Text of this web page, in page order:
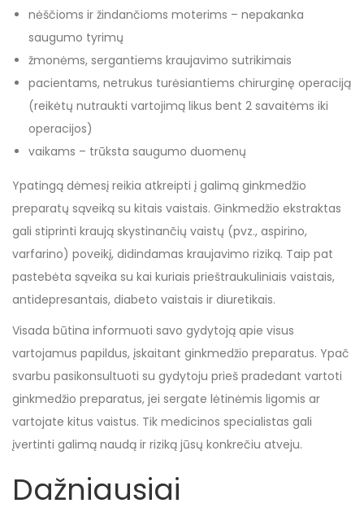
nėščioms ir žindančioms moterims – nepakanka
saugumo tyrimų
žmonėms, sergantiems kraujavimo sutrikimais
pacientams, netrukus turėsiantiems chirurginę operaciją
(reikėtų nutraukti vartojimą likus bent 2 savaitėms iki
operacijos)
vaikams – trūksta saugumo duomenų
Ypatingą dėmesį reikia atkreipti į galimą ginkmedžio
preparatų sąveiką su kitais vaistais. Ginkmedžio ekstraktas
gali stiprinti kraują skystinančių vaistų (pvz., aspirino,
varfarino) poveikį, didindamas kraujavimo riziką. Taip pat
pastebėta sąveika su kai kuriais prieštraukuliniais vaistais,
antidepresantais, diabeto vaistais ir diuretikais.
Visada būtina informuoti savo gydytoją apie visus
vartojamus papildus, įskaitant ginkmedžio preparatus. Ypač
svarbu pasikonsultuoti su gydytoju prieš pradedant vartoti
ginkmedžio preparatus, jei sergate lėtinėmis ligomis ar
vartojate kitus vaistus. Tik medicinos specialistas gali
įvertinti galimą naudą ir riziką jūsų konkrečiu atveju.
Dažniausiai